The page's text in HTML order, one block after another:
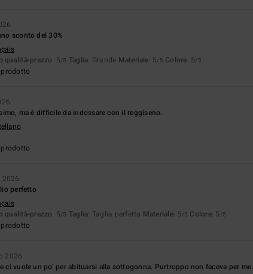
sconto del 30%
qualità-prezzo: 5/5 Taglia: Grande Materiale: 5/5 Colore: 5/5
ma è difficile da indossare con il reggiseno.
perfetto
qualità-prezzo: 5/5 Taglia: Taglia perfetta Materiale: 5 /5 Colore: 5 /5
2026
ci vuole un po’ per abituarsi alla sottogonna. Purtroppo non faceva per me.